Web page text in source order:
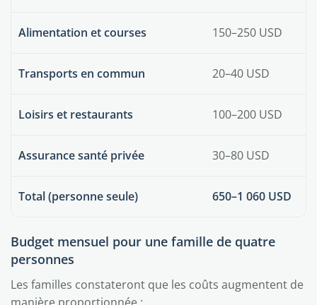
Alimentation et courses 150–250 USD
Transports en commun 20–40 USD
Loisirs et restaurants 100–200 USD
Assurance santé privée 30–80 USD
Total (personne seule) 650–1 060 USD
Budget mensuel pour une famille de quatre
personnes
Les familles constateront que les coûts augmentent de